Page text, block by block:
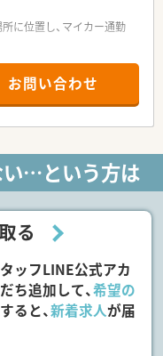
に位置し、マイカー通勤
応需しています。
ており、今後もより地域ニ
ず在宅医療にも取り組む
な増員募集となります。
れば調剤未経験の方でも意
組める方を求めていま
基づく調剤、監査、患者
だきます。
化を進めており、薬剤師
工夫しています。
お問い合わせ
い…という方は
る
ッフLINE公式アカ
ち追加して、希望の
すると、新着求人が届